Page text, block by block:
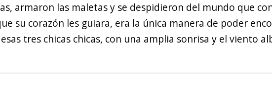
armaron las maletas y se despidieron del mundo que
su corazón les guiara, era la única manera de poder
tres chicas chicas, con una amplia sonrisa y el viento